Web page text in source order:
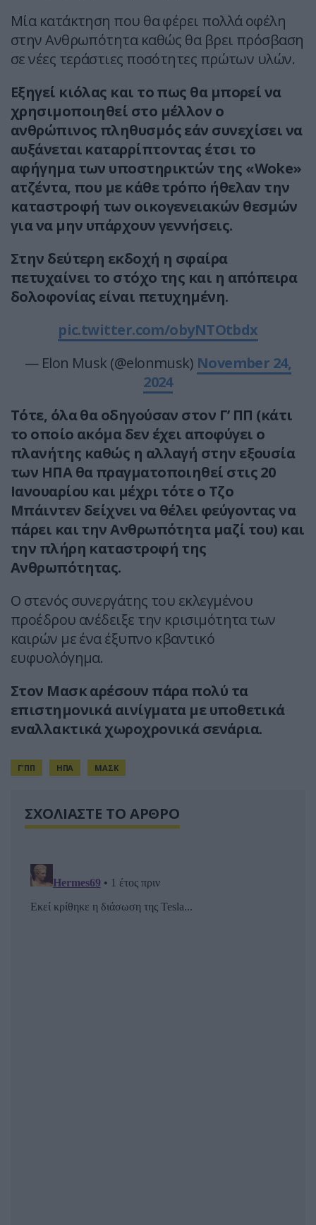
Μία κατάκτηση που θα φέρει πολλά οφέλη
στην Ανθρωπότητα καθώς θα βρει πρόσβαση
σε νέες τεράστιες ποσότητες πρώτων υλών.
Εξηγεί κιόλας και το πως θα μπορεί να
χρησιμοποιηθεί στο μέλλον ο
ανθρώπινος πληθυσμός εάν συνεχίσει να
αυξάνεται καταρρίπτοντας έτσι το
αφήγημα των υποστηρικτών της «Woke»
ατζέντα, που με κάθε τρόπο ήθελαν την
καταστροφή των οικογενειακών θεσμών
για να μην υπάρχουν γεννήσεις.
Στην δεύτερη εκδοχή η σφαίρα
πετυχαίνει το στόχο της και η απόπειρα
δολοφονίας είναι πετυχημένη.
pic.twitter.com/obyNTOtbdx
— Elon Musk (@elonmusk) November 24,
2024
Τότε, όλα θα οδηγούσαν στον Γ’ ΠΠ (κάτι
το οποίο ακόμα δεν έχει αποφύγει ο
πλανήτης καθώς η αλλαγή στην εξουσία
των ΗΠΑ θα πραγματοποιηθεί στις 20
Ιανουαρίου και μέχρι τότε ο Τζο
Μπάιντεν δείχνει να θέλει φεύγοντας να
πάρει και την Ανθρωπότητα μαζί του) και
την πλήρη καταστροφή της
Ανθρωπότητας.
Ο στενός συνεργάτης του εκλεγμένου
προέδρου ανέδειξε την κρισιμότητα των
καιρών με ένα έξυπνο κβαντικό
ευφυολόγημα.
Στον Μασκ αρέσουν πάρα πολύ τα
επιστημονικά αινίγματα με υποθετικά
εναλλακτικά χωροχρονικά σενάρια.
Γ'ΠΠ ΗΠΑ ΜΑΣΚ
ΣΧΟΛΙΑΣΤΕ ΤΟ ΑΡΘΡΟ